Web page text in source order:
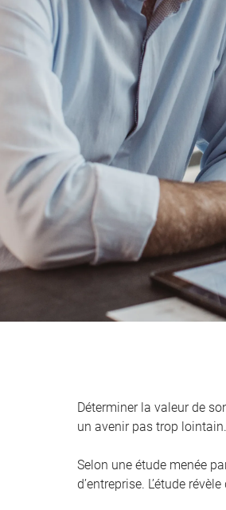
Déterminer la valeur de
un avenir pas trop lointain.
Selon une étude menée
d’entreprise. L’étude